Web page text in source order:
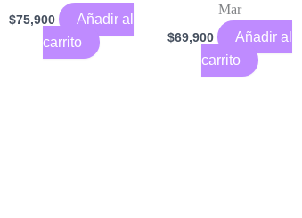
$75,900
Añadir al
carrito
Mar
$69,900
Añadir al
carrito